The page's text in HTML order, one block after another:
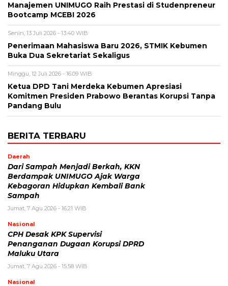
Manajemen UNIMUGO Raih Prestasi di Studenpreneur
Bootcamp MCEBI 2026
Senin, 13 Juli 2026 - 13:40 WIB
Penerimaan Mahasiswa Baru 2026, STMIK Kebumen
Buka Dua Sekretariat Sekaligus
Minggu, 12 Juli 2026 - 16:09 WIB
Ketua DPD Tani Merdeka Kebumen Apresiasi
Komitmen Presiden Prabowo Berantas Korupsi Tanpa
Pandang Bulu
BERITA TERBARU
Daerah
Dari Sampah Menjadi Berkah, KKN
Berdampak UNIMUGO Ajak Warga
Kebagoran Hidupkan Kembali Bank
Sampah
Jumat, 7 Agu 2026 - 16:21 WIB
Nasional
CPH Desak KPK Supervisi
Penanganan Dugaan Korupsi DPRD
Maluku Utara
Jumat, 7 Agu 2026 - 15:58 WIB
Nasional